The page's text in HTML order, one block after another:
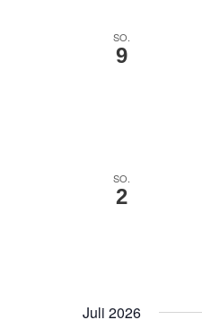
SO.
9
SO.
2
Juli 2026